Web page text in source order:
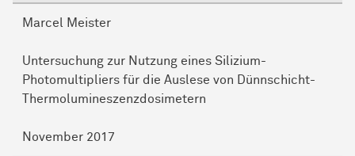
Marcel Meister
Untersuchung zur Nutzung eines Silizium-
Photomultipliers für die Auslese von Dünnschicht-
Thermolumineszenzdosimetern
November 2017